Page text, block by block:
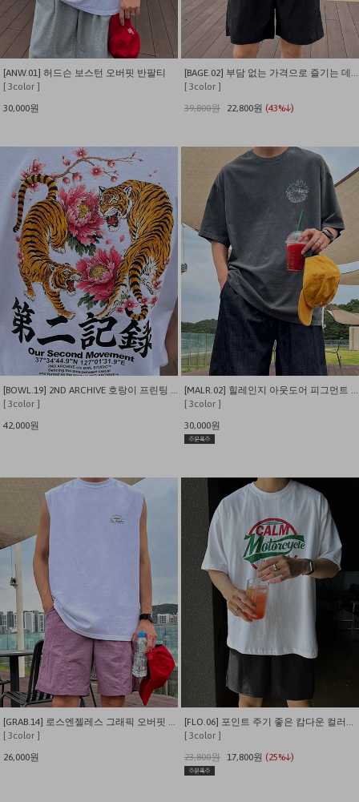
[ANW.01] 허드슨 보스턴 오버핏 반팔티
[ 3color ]
30,000원
[BAGE.02] 부담 없는 가격으로 즐기는 데일리 나일론 셋업.
[ 3color ]
39,800원
22,800원 (43%↓)
[BOWL.19] 2ND ARCHIVE 호랑이 프린팅 오버핀 반팔 티셔츠
[ 3color ]
42,000원
[MALR.02] 힐레인지 아웃도어 피그먼트 반팔 티셔츠
[ 3color ]
30,000원
[ 3color ]
26,000원
[ 3color ]
23,800원 17,800원 (25%↓)